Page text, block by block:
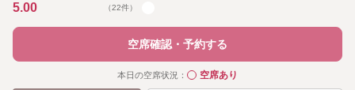
5.00 （22件）
空席確認・予約する
本日の空席状況： ◯空席あり